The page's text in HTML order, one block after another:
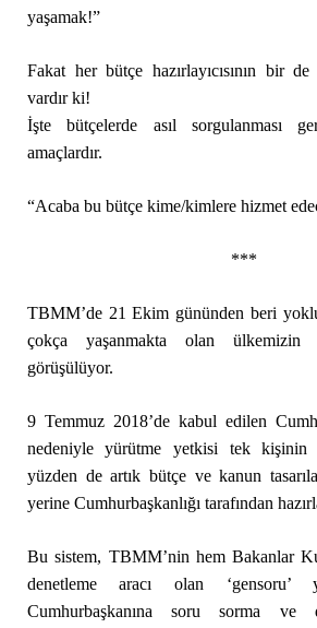
yaşamak!”
Fakat her bütçe hazırlayıcısının bir
vardır ki!
İşte bütçelerde asıl sorgulanması
amaçlardır.
“Acaba bu bütçe kime/kimlere hizmet
***
TBMM’de 21 Ekim gününden beri
çokça yaşanmakta olan ülkemizin
görüşülüyor.
9 Temmuz 2018’de kabul edilen
nedeniyle yürütme yetkisi tek kişinin
yüzden de artık bütçe ve kanun
yerine Cumhurbaşkanlığı tarafından
Bu sistem, TBMM’nin hem Bakanlar
denetleme aracı olan
Cumhurbaşkanına soru sorma ve